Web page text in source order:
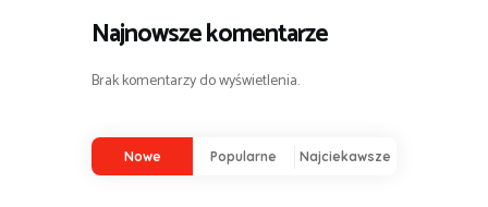
Najnowsze komentarze
Brak komentarzy do wyświetlenia.
Nowe Popularne Najciekawsze